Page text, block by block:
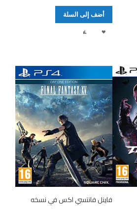
أضف إلى السلة
أضف
الرغباتالمقارنة
فاينل فانتسي اكس في نسخه